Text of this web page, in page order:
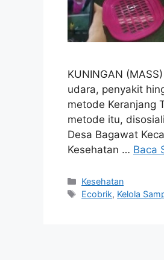
KUNINGAN
udara, penyakit
metode Keranjang
metode itu,
Desa Bagawat
Kesehatan … Baca
Kategori
Kesehatan
Tag
Ecobrik, Kelola